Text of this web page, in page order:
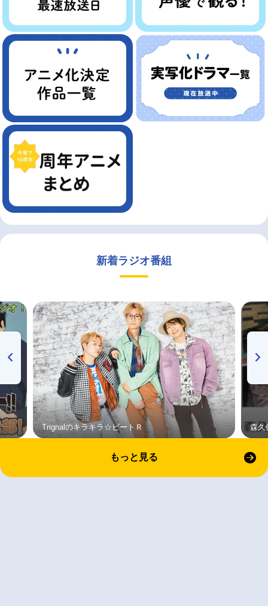
新着ラジオ番組
Trignalのキラキラ☆ビートＲ 森久
もっと見る